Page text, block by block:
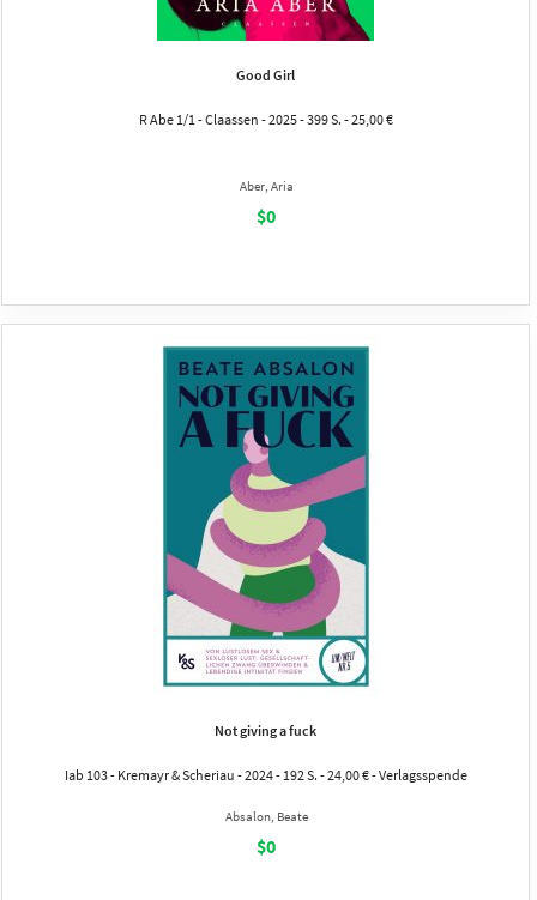
Good Girl
R Abe 1/1 - Claassen - 2025 - 399 S. - 25,00 €
Aber, Aria
$0
Not giving a fuck
Iab 103 - Kremayr & Scheriau - 2024 - 192 S. - 24,00 € - Verlagsspende
Absalon, Beate
$0